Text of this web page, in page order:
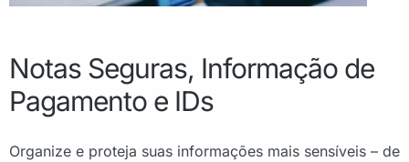
Notas Seguras, Informação de
Pagamento e IDs
Organize e proteja suas informações mais sensíveis – de